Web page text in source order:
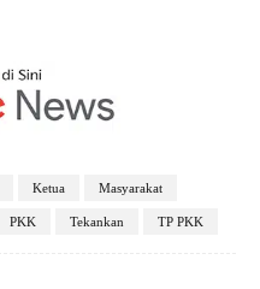
Ketua Masyarakat
PKK Tekankan TP PKK